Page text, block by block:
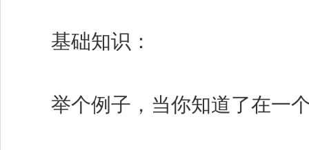
基础知识：
举个例子，当你知道了在一个